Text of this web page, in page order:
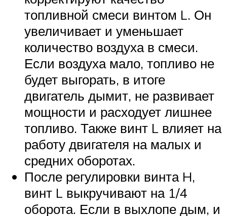
топливной смеси винтом L. Он
увеличивает и уменьшает
количество воздуха в смеси.
Если воздуха мало, топливо не
будет выгорать, в итоге
двигатель дымит, не развивает
мощности и расходует лишнее
топливо. Также винт L влияет на
работу двигателя на малых и
средних оборотах.
После регулировки винта H,
винт L выкручивают на 1/4
оборота. Если в выхлопе дым, и